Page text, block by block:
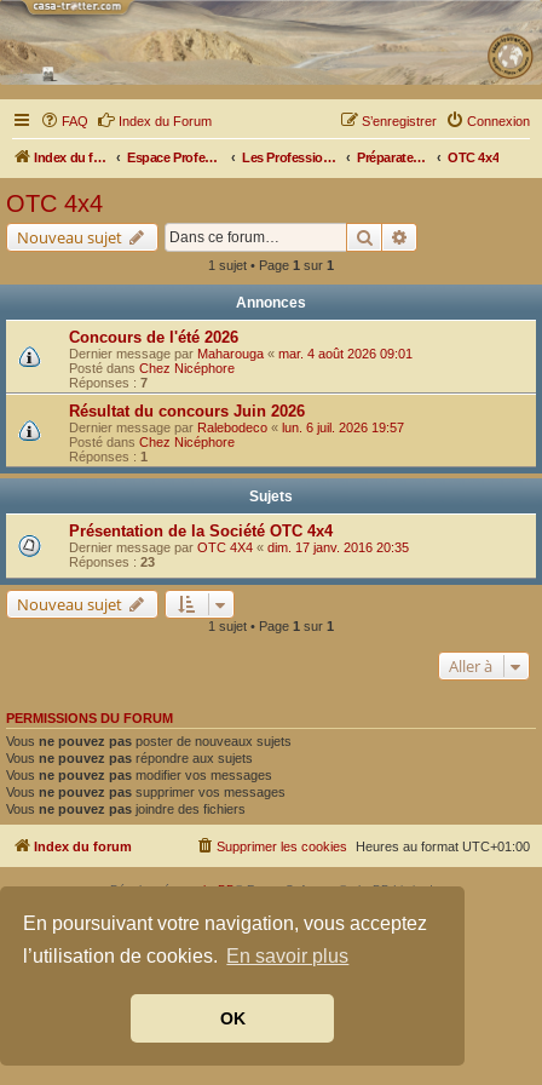
En poursuivant votre navigation, vous acceptez
l’utilisation de cookies. En savoir plus
OK
FAQ Index du Forum Connexion
S’enregistrer
Index du forum Espace Professionnel Les Professionnels nous parlent Préparateurs Véhicules OTC 4x4
OTC 4x4
Nouveau sujet Rechercher
1 sujet • Page 1 sur 1
Annonces
Concours de l'été 2026
Dernier message par Maharouga « mar. 4 août 2026 09:01
Posté dans Chez Nicéphore
Réponses : 7
Résultat du concours Juin 2026
Dernier message par Ralebodeco « lun. 6 juil. 2026 19:57
Posté dans Chez Nicéphore
Réponses : 1
Sujets
Présentation de la Société OTC 4x4
Dernier message par OTC 4X4 « dim. 17 janv. 2016 20:35
Réponses : 23
Nouveau sujet
1 sujet • Page 1 sur 1
Aller à
PERMISSIONS DU FORUM
Vous ne pouvez pas poster de nouveaux sujets
Vous ne pouvez pas répondre aux sujets
Vous ne pouvez pas modifier vos messages
Vous ne pouvez pas supprimer vos messages
Vous ne pouvez pas joindre des fichiers
Index du forum Heures au format UTC+01:00
Supprimer les cookies
Développé parphpBB® Forum Software © phpBB Limited
Confidentialité| Conditions